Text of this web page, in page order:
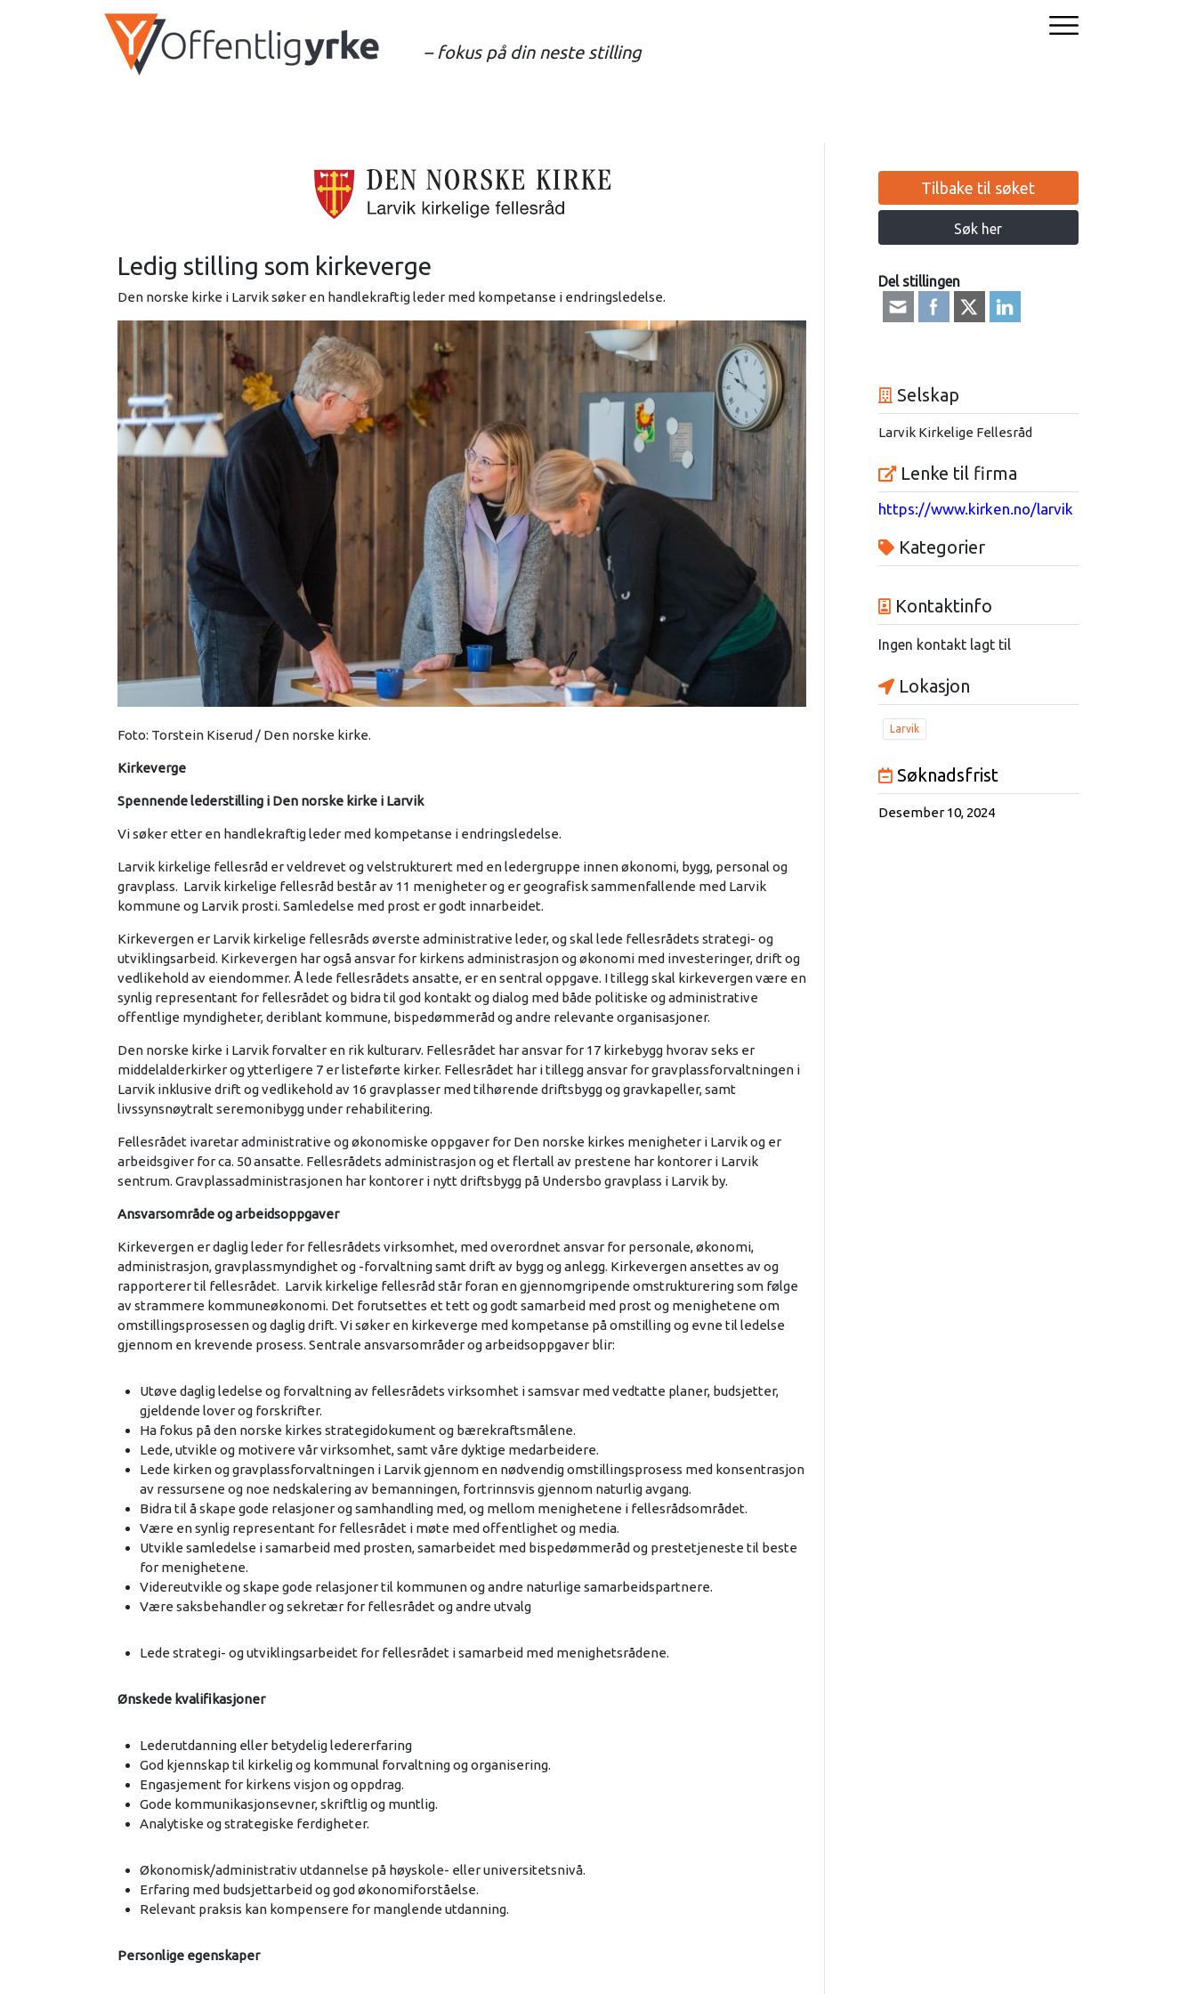
– fokus på din neste stilling
Ledig stilling som kirkeverge
Den norske kirke i Larvik søker en handlekraftig leder med kompetanse i endringsledelse.
Foto: Torstein Kiserud / Den norske kirke.
Kirkeverge
Spennende lederstilling i Den norske kirke i Larvik
Vi søker etter en handlekraftig leder med kompetanse i endringsledelse.
Larvik kirkelige fellesråd er veldrevet og velstrukturert med en ledergruppe innen økonomi, bygg, personal og
gravplass. Larvik kirkelige fellesråd består av 11 menigheter og er geografisk sammenfallende med Larvik
kommune og Larvik prosti. Samledelse med prost er godt innarbeidet.
Kirkevergen er Larvik kirkelige fellesråds øverste administrative leder, og skal lede fellesrådets strategi- og
utviklingsarbeid. Kirkevergen har også ansvar for kirkens administrasjon og økonomi med investeringer, drift og
vedlikehold av eiendommer. Å lede fellesrådets ansatte, er en sentral oppgave. I tillegg skal kirkevergen være en
synlig representant for fellesrådet og bidra til god kontakt og dialog med både politiske og administrative
offentlige myndigheter, deriblant kommune, bispedømmeråd og andre relevante organisasjoner.
Den norske kirke i Larvik forvalter en rik kulturarv. Fellesrådet har ansvar for 17 kirkebygg hvorav seks er
middelalderkirker og ytterligere 7 er listeførte kirker. Fellesrådet har i tillegg ansvar for gravplassforvaltningen i
Larvik inklusive drift og vedlikehold av 16 gravplasser med tilhørende driftsbygg og gravkapeller, samt
livssynsnøytralt seremonibygg under rehabilitering.
Fellesrådet ivaretar administrative og økonomiske oppgaver for Den norske kirkes menigheter i Larvik og er
arbeidsgiver for ca. 50 ansatte. Fellesrådets administrasjon og et flertall av prestene har kontorer i Larvik
sentrum. Gravplassadministrasjonen har kontorer i nytt driftsbygg på Undersbo gravplass i Larvik by.
Ansvarsområde og arbeidsoppgaver
Kirkevergen er daglig leder for fellesrådets virksomhet, med overordnet ansvar for personale, økonomi,
administrasjon, gravplassmyndighet og -forvaltning samt drift av bygg og anlegg. Kirkevergen ansettes av og
rapporterer til fellesrådet. Larvik kirkelige fellesråd står foran en gjennomgripende omstrukturering som følge
av strammere kommuneøkonomi. Det forutsettes et tett og godt samarbeid med prost og menighetene om
omstillingsprosessen og daglig drift. Vi søker en kirkeverge med kompetanse på omstilling og evne til ledelse
gjennom en krevende prosess. Sentrale ansvarsområder og arbeidsoppgaver blir:
Utøve daglig ledelse og forvaltning av fellesrådets virksomhet i samsvar med vedtatte planer, budsjetter,
gjeldende lover og forskrifter.
Ha fokus på den norske kirkes strategidokument og bærekraftsmålene.
Lede, utvikle og motivere vår virksomhet, samt våre dyktige medarbeidere.
Lede kirken og gravplassforvaltningen i Larvik gjennom en nødvendig omstillingsprosess med konsentrasjon
av ressursene og noe nedskalering av bemanningen, fortrinnsvis gjennom naturlig avgang.
Bidra til å skape gode relasjoner og samhandling med, og mellom menighetene i fellesrådsområdet.
Være en synlig representant for fellesrådet i møte med offentlighet og media.
Utvikle samledelse i samarbeid med prosten, samarbeidet med bispedømmeråd og prestetjeneste til beste
for menighetene.
Videreutvikle og skape gode relasjoner til kommunen og andre naturlige samarbeidspartnere.
Være saksbehandler og sekretær for fellesrådet og andre utvalg
Lede strategi- og utviklingsarbeidet for fellesrådet i samarbeid med menighetsrådene.
Ønskede kvalifikasjoner
Lederutdanning eller betydelig ledererfaring
God kjennskap til kirkelig og kommunal forvaltning og organisering.
Engasjement for kirkens visjon og oppdrag.
Gode kommunikasjonsevner, skriftlig og muntlig.
Analytiske og strategiske ferdigheter.
Økonomisk/administrativ utdannelse på høyskole- eller universitetsnivå.
Erfaring med budsjettarbeid og god økonomiforståelse.
Relevant praksis kan kompensere for manglende utdanning.
Personlige egenskaper
Tilbake til søket
Søk her
Del stillingen
Selskap
Larvik Kirkelige Fellesråd
Lenke til firma
https://www.kirken.no/larvik
Kategorier
Kontaktinfo
Ingen kontakt lagt til
Lokasjon
Larvik
Søknadsfrist
Desember 10, 2024